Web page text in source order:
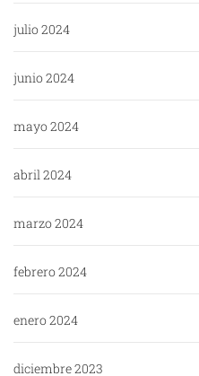
julio 2024
junio 2024
mayo 2024
abril 2024
marzo 2024
febrero 2024
enero 2024
diciembre 2023